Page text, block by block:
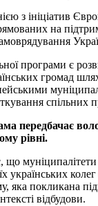
з ініціатив
на
програми є
громад
спільних
передбачає
рівні.
що
українських
яка покликана
відбудови.